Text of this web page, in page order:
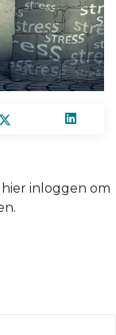
hier inloggen om